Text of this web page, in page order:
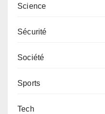
Science
Sécurité
Société
Sports
Tech